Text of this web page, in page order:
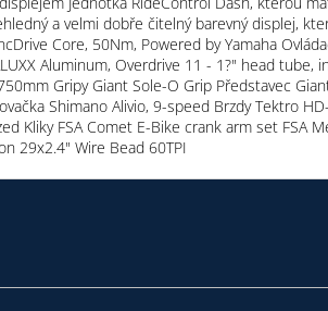
a velmi dobře čitelný barevný displej,
Core, 50Nm, Powered by Yamaha
Aluminum, Overdrive 11 - 1?" head
Gripy Giant Sole-O Grip Představec
Shimano Alivio, 9-speed Brzdy Tektro
Kliky FSA Comet E-Bike crank arm set FSA
29x2.4" Wire Bead 60TPI